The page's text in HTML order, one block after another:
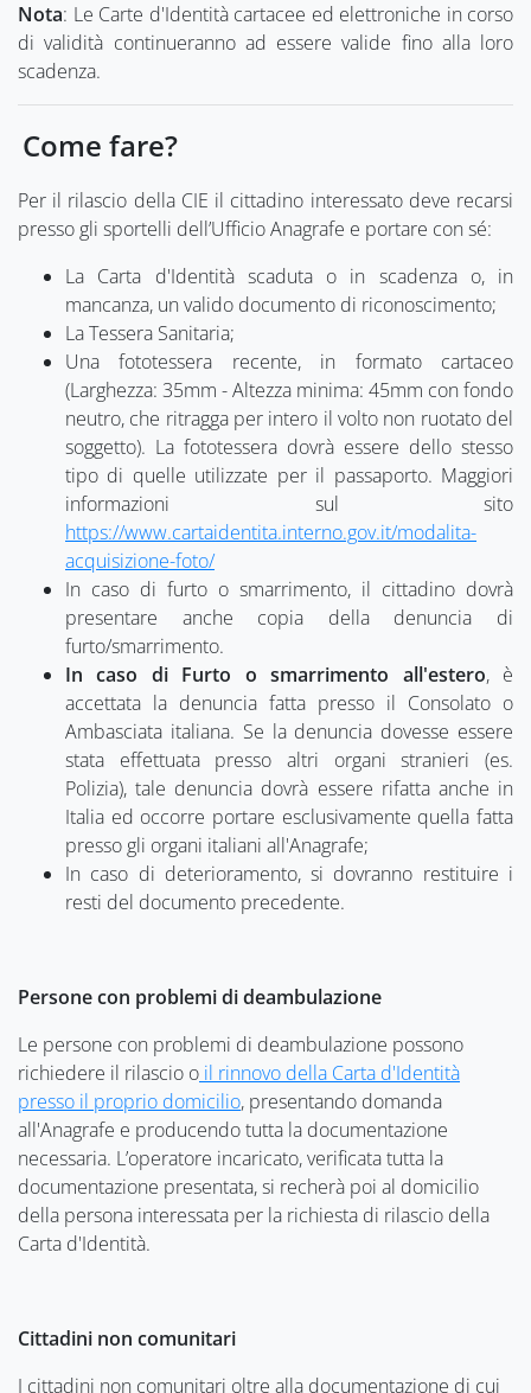
Nota: Le Carte d'Identità cartacee ed elettroniche in corso
di validità continueranno ad essere valide fino alla loro
scadenza.
Come fare?
Per il rilascio della CIE il cittadino interessato deve recarsi
presso gli sportelli dell’Ufficio Anagrafe e portare con sé:
La Carta d'Identità scaduta o in scadenza o, in
mancanza, un valido documento di riconoscimento;
La Tessera Sanitaria;
Una fototessera recente, in formato cartaceo
(Larghezza: 35mm - Altezza minima: 45mm con fondo
neutro, che ritragga per intero il volto non ruotato del
soggetto). La fototessera dovrà essere dello stesso
tipo di quelle utilizzate per il passaporto. Maggiori
informazioni sul sito
https://www.cartaidentita.interno.gov.it/modalita-
acquisizione-foto/
In caso di furto o smarrimento, il cittadino dovrà
presentare anche copia della denuncia di
furto/smarrimento.
In caso di Furto o smarrimento all'estero, è
accettata la denuncia fatta presso il Consolato o
Ambasciata italiana. Se la denuncia dovesse essere
stata effettuata presso altri organi stranieri (es.
Polizia), tale denuncia dovrà essere rifatta anche in
Italia ed occorre portare esclusivamente quella fatta
presso gli organi italiani all'Anagrafe;
In caso di deterioramento, si dovranno restituire i
resti del documento precedente.
Persone con problemi di deambulazione
Le persone con problemi di deambulazione possono
richiedere il rilascio o il rinnovo della Carta d'Identità
presso il proprio domicilio, presentando domanda
all'Anagrafe e producendo tutta la documentazione
necessaria. L’operatore incaricato, verificata tutta la
documentazione presentata, si recherà poi al domicilio
della persona interessata per la richiesta di rilascio della
Carta d'Identità.
Cittadini non comunitari
I cittadini non comunitari oltre alla documentazione di cui